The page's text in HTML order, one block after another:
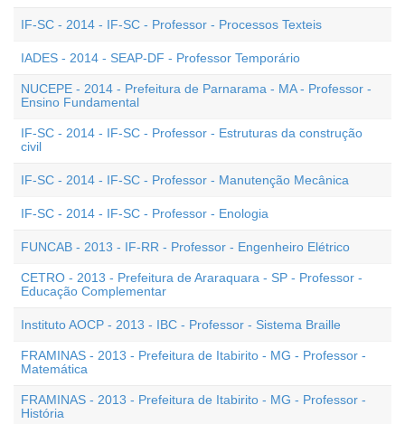
IF-SC - 2014 - IF-SC - Professor - Processos Texteis
IADES - 2014 - SEAP-DF - Professor Temporário
NUCEPE - 2014 - Prefeitura de Parnarama - MA - Professor -
Ensino Fundamental
IF-SC - 2014 - IF-SC - Professor - Estruturas da construção
civil
IF-SC - 2014 - IF-SC - Professor - Manutenção Mecânica
IF-SC - 2014 - IF-SC - Professor - Enologia
FUNCAB - 2013 - IF-RR - Professor - Engenheiro Elétrico
CETRO - 2013 - Prefeitura de Araraquara - SP - Professor -
Educação Complementar
Instituto AOCP - 2013 - IBC - Professor - Sistema Braille
FRAMINAS - 2013 - Prefeitura de Itabirito - MG - Professor -
Matemática
FRAMINAS - 2013 - Prefeitura de Itabirito - MG - Professor -
História